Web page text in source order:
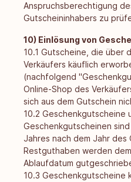
Anspruchsberechtigung
Gutscheininhabers zu
10) Einlösung von
10.1 Gutscheine, die über
Verkäufers käuflich
(nachfolgend
Online-Shop des
sich aus dem Gutschein
10.2 Geschenkgutscheine
Geschenkgutscheinen
Jahres nach dem Jahr des
Restguthaben werden
Ablaufdatum
10.3 Geschenkgutscheine